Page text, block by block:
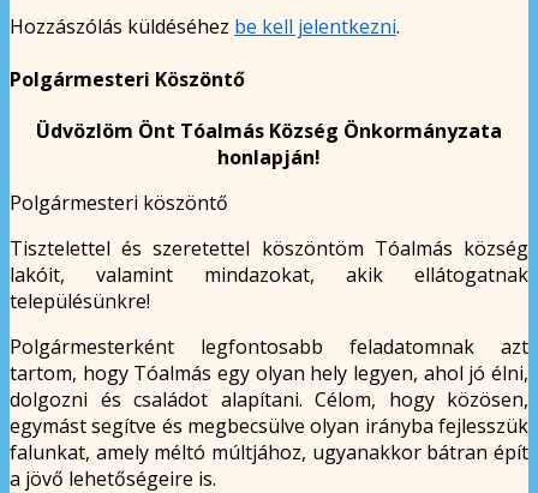
Hozzászólás küldéséhez be kell jelentkezni.
Polgármesteri Köszöntő
Üdvözlöm Önt Tóalmás Község Önkormányzata
honlapján!
Polgármesteri köszöntő
Tisztelettel és szeretettel köszöntöm Tóalmás község
lakóit, valamint mindazokat, akik ellátogatnak
településünkre!
Polgármesterként legfontosabb feladatomnak azt
tartom, hogy Tóalmás egy olyan hely legyen, ahol jó élni,
dolgozni és családot alapítani. Célom, hogy közösen,
egymást segítve és megbecsülve olyan irányba fejlesszük
falunkat, amely méltó múltjához, ugyanakkor bátran épít
a jövő lehetőségeire is.